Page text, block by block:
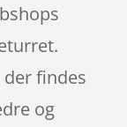
findes
og